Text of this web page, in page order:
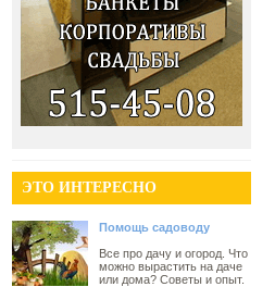
ЭТО ИНТЕРЕСНО
Помощь садоводу
Все про дачу и огород. Что
можно вырастить на даче
или дома? Советы и опыт.